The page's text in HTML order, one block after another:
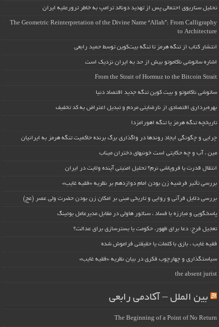
تحلیل سناریوی احتمالی پس از تهدید دونالد ترامپ به خاطر ترورعلیه ایران
The Geometric Reinterpretation of the Divine Name “Allah”: From Calligraphy
to Architecture
انتشار کتاب از تنگه هرمز تا تنگه بیت‌کوین توسط حمید رابعی
اشاره ساتوشی ناکاموتو بیش از حد به ایران نزدیک است
From the Strait of Hormuz to the Bitcoin Strait
ساتوشی ناکاموتو و بیت کوین تنگه جدید اقتصاد دنیا
بهره‌برداری اقتصادی از نارضایتی مردم و تبدیل اعتراض به کد تخفیف
تاریخچه تنگه هرمز یا تنگه اهورامزدا
چرایی و چگونگی ایجاد روندها در واگذاری برگ برنده حاکمیت تنگه هرمز به ایرانیان
مین ، آب و چه حکایتی است خونبهای دختران میناب
انتقال قدرت یا فروپاشی نرم؟ تحلیل امنیتی آینده ولایت در ایران
بررسی تأثیر فرضیه زن بودن امام دوازدهم بر نظریه «فقیه غایب»
بررسی دلایل قرآنی و روایی و تاریخی مبنی بر امکان زن بودن حضرت ولی عصر (عج)
پاسخگویی و مبارزه با فساد ، سناتور هاولی در مقابل مدیرعامل بوئینگ
تعجیل فرج: دعا برای ظهور، حکومت یا بسترسازی برای عدالت؟
فقیه غایب ، بازی با کلمات یا حقیقتی فراموش شده
سیاستگذاری و چهارچوب فکری در بیان نظریه «فقیه غایب»
the absent jurist
بین الملل – آکادمی رابعی
The Beginning of a Point of No Return